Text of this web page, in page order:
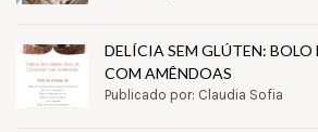
DELÍCIA SEM GLÚTEN: BOLO
COM AMÊNDOAS
Publicado por: Claudia Sofia